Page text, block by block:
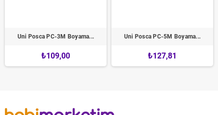
Uni Posca PC-3M Boyama...
₺109,00
Uni Posca PC-5M Boyama...
₺127,81